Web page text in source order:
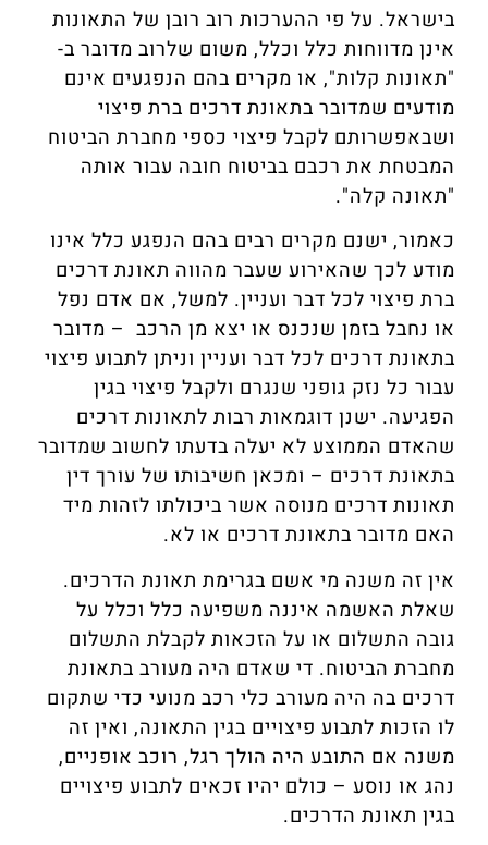
בישראל. על פי ההערכות רוב רובן של התאונות
אינן מדווחות כלל וכלל, משום שלרוב מדובר ב-
"תאונות קלות", או מקרים בהם הנפגעים אינם
מודעים שמדובר בתאונת דרכים ברת פיצוי
ושבאפשרותם לקבל פיצוי כספי מחברת הביטוח
המבטחת את רכבם בביטוח חובה עבור אותה
"תאונה קלה".
כאמור, ישנם מקרים רבים בהם הנפגע כלל אינו
מודע לכך שהאירוע שעבר מהווה תאונת דרכים
ברת פיצוי לכל דבר ועניין. למשל, אם אדם נפל
או נחבל בזמן שנכנס או יצא מן הרכב – מדובר
בתאונת דרכים לכל דבר ועניין וניתן לתבוע פיצוי
עבור כל נזק גופני שנגרם ולקבל פיצוי בגין
הפגיעה. ישנן דוגמאות רבות לתאונות דרכים
שהאדם הממוצע לא יעלה בדעתו לחשוב שמדובר
בתאונת דרכים – ומכאן חשיבותו של עורך דין
תאונות דרכים מנוסה אשר ביכולתו לזהות מיד
האם מדובר בתאונת דרכים או לא.
אין זה משנה מי אשם בגרימת תאונת הדרכים.
שאלת האשמה איננה משפיעה כלל וכלל על
גובה התשלום או על הזכאות לקבלת התשלום
מחברת הביטוח. די שאדם היה מעורב בתאונת
דרכים בה היה מעורב כלי רכב מנועי כדי שתקום
לו הזכות לתבוע פיצויים בגין התאונה, ואין זה
משנה אם התובע היה הולך רגל, רוכב אופניים,
נהג או נוסע – כולם יהיו זכאים לתבוע פיצויים
בגין תאונת הדרכים.